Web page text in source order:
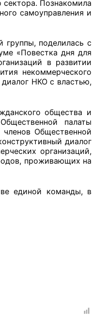
Познакомила
самоуправления и
группы, поделилась с
«Повестка дня для
в развитии
некоммерческого
НКО с властью,
общества и
палаты
Общественной
диалог
организаций,
проживающих на
единой команды, в